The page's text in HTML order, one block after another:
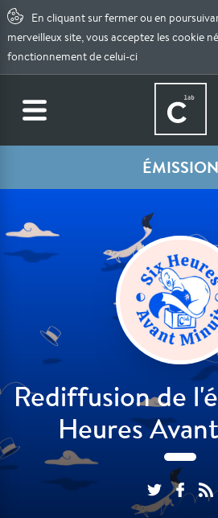
En cliquant sur fermer ou en
merveilleux site, vous acceptez les cookie
fonctionnement de celui-ci
ÉMISSION
Rediffusion de
Heures